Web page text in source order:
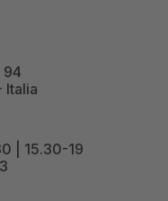
94
Italia
| 15.30-19